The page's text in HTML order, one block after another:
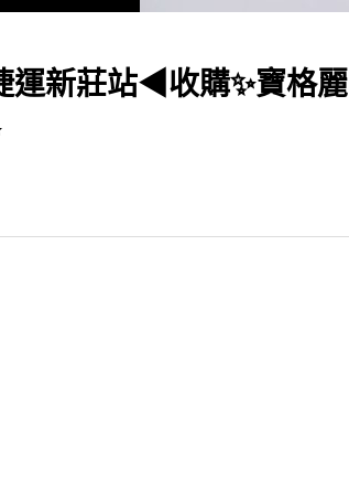
運新莊站◀收購✨寶格麗